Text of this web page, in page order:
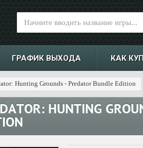
ГРАФИК ВЫХОДА КАК
Hunting Grounds - Predator Bundle Edition
HUNTING